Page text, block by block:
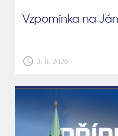
Vzpomínka na
schedule 3. 8. 2026